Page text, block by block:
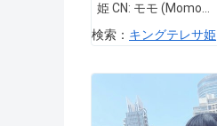
姫 CN: モモ (Momo
検索： キングテレサ姫